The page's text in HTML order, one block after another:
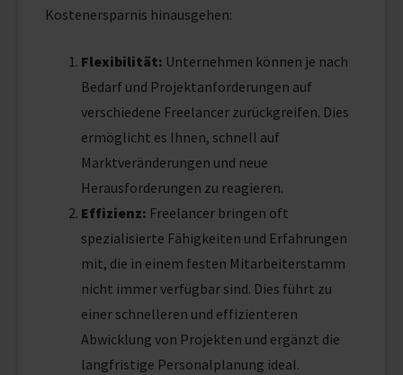
Kostenersparnis hinausgehen:
Flexibilität: Unternehmen können je nach
Bedarf und Projektanforderungen auf
verschiedene Freelancer zurückgreifen. Dies
ermöglicht es Ihnen, schnell auf
Marktveränderungen und neue
Herausforderungen zu reagieren.
Effizienz: Freelancer bringen oft
spezialisierte Fähigkeiten und Erfahrungen
mit, die in einem festen Mitarbeiterstamm
nicht immer verfügbar sind. Dies führt zu
einer schnelleren und effizienteren
Abwicklung von Projekten und ergänzt die
langfristige Personalplanung ideal.